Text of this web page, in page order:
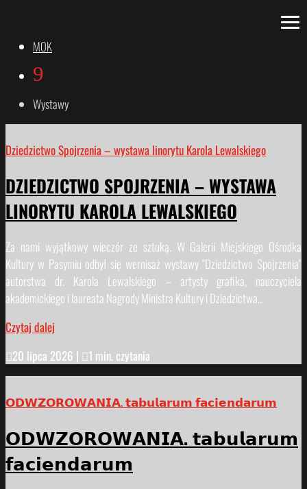
MOK
9
Wystawy
Dziedzictwo Spojrzenia – wystawa linorytu Karola Lewalskiego
DZIEDZICTWO SPOJRZENIA – WYSTAWA
LINORYTU KAROLA LEWALSKIEGO
Za nami wyjątkowy wieczór ze sztuką. W Galerii Miejskiego Ośrodka
Kultury w Pasymiu odbył się wernisaż wystawy "Dziedzictwo Spojrzenia"
autorstwa dr. Karola Lewalskiego – artysty grafika, nauczyciela
akademickiego i laureata Nagrody Ministra Kultury i Dziedzictwa...
Czytaj dalej
20 lipca 2026 | 1 min. czytania
𝗢𝗗𝗪𝗭𝗢𝗥𝗢𝗪𝗔𝗡𝗜𝗔. 𝘁𝗮𝗯𝘂𝗹𝗮𝗿𝘂𝗺 𝗳𝗮𝗰𝗶𝗲𝗻𝗱𝗮𝗿𝘂𝗺
𝗢𝗗𝗪𝗭𝗢𝗥𝗢𝗪𝗔𝗡𝗜𝗔. 𝘁𝗮𝗯𝘂𝗹𝗮𝗿𝘂𝗺
𝗳𝗮𝗰𝗶𝗲𝗻𝗱𝗮𝗿𝘂𝗺